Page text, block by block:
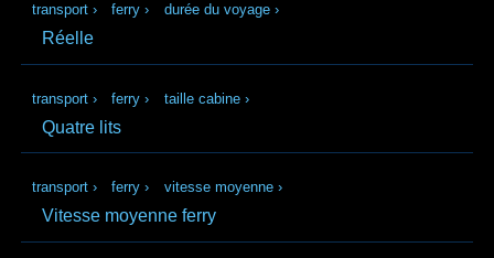
transport › ferry › durée du voyage ›
Réelle
transport › ferry › taille cabine ›
Quatre lits
transport › ferry › vitesse moyenne ›
Vitesse moyenne ferry